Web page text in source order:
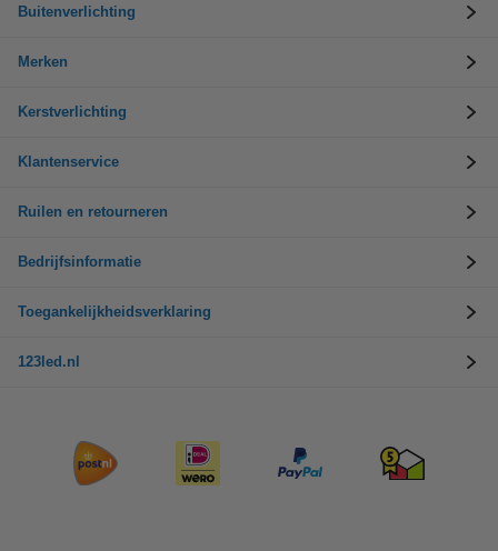
Buitenverlichting
Merken
Kerstverlichting
Klantenservice
Ruilen en retourneren
Bedrijfsinformatie
Toegankelijkheidsverklaring
123led.nl